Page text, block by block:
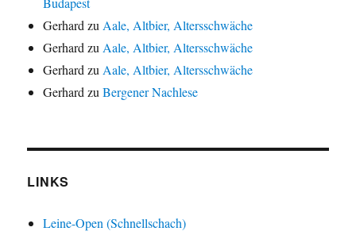
Gerhard zu Aale, Altbier, Altersschwäche
Gerhard zu Aale, Altbier, Altersschwäche
Gerhard zu Aale, Altbier, Altersschwäche
Gerhard zuBergener Nachlese
LINKS
Leine-Open (Schnellschach)